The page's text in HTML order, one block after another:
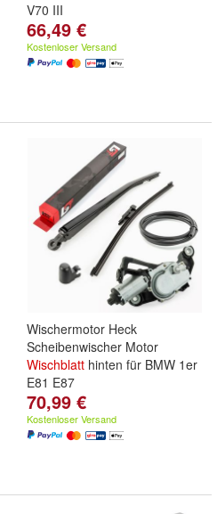
V70 III
66,49 €
Kostenloser Versand
Wischermotor Heck
Scheibenwischer Motor
Wischblatt hinten für BMW 1er
E81 E87
70,99 €
Kostenloser Versand